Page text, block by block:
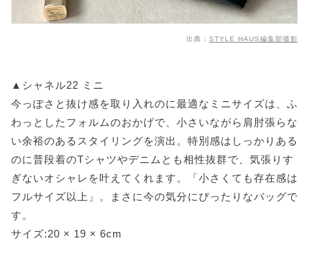
出典： STYLE HAUS編集部撮影
▲シャネル22 ミニ
今っぽさと抜け感を取り入れのに最適なミニサイズは、ふ
わっとしたフォルムのおかげで、小さいながら肩肘張らな
い余裕のあるスタイリングを演出。特別感はしっかりある
のに普段着のTシャツやデニムとも相性抜群で、気張りす
ぎないオシャレを叶えてくれます。「小さくても存在感は
フルサイズ以上」。まさに今の気分にぴったりなバッグで
す。
サイズ:20 × 19 × 6cm